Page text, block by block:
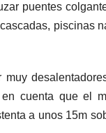
puentes
piscinas
en cuenta que el
a unos 15m